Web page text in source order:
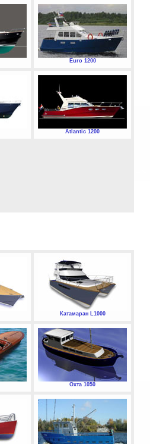
Euro 1200
Atlantic 1200
Катамаран L1000
Охта 1050